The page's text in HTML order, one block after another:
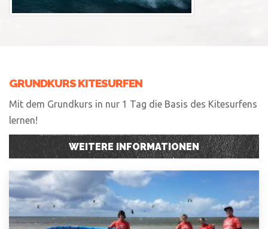
GRUNDKURS KITESURFEN
Mit dem Grundkurs in nur 1 Tag die Basis des Kitesurfens
lernen!
WEITERE INFORMATIONEN